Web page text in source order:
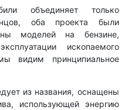
объединяет только
оба проекта были
моделей на бензине,
ископаемого
видим принципиальное
из названия, оснащены
использующей энергию